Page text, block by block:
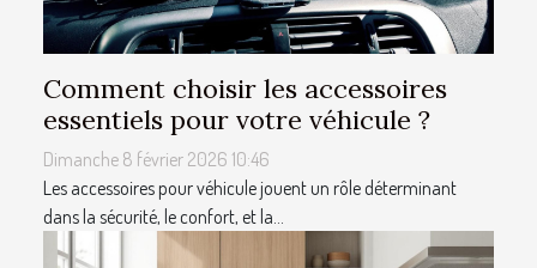
Comment choisir les accessoires
essentiels pour votre véhicule ?
Dimanche 8 février 2026 10:46
Les accessoires pour véhicule jouent un rôle déterminant
dans la sécurité, le confort, et la...